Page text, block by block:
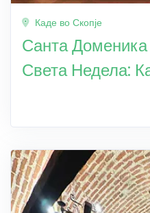
Каде во Скопје
Санта
Света Недела: